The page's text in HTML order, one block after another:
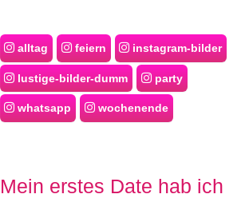
alltag feiern instagram-bilder
lustige-bilder-dumm party
whatsapp wochenende
Mein erstes Date hab ich